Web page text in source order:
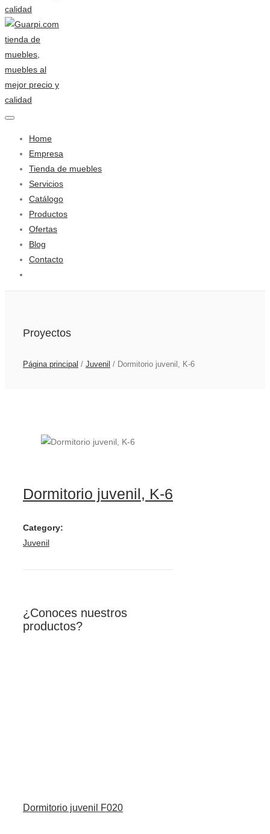
Home
Empresa
Tienda de muebles
Servicios
Catálogo
Productos
Ofertas
Blog
Contacto
Proyectos
Página principal / Juvenil / Dormitorio juvenil, K-6
Dormitorio juvenil, K-6
Category:
Juvenil
¿Conoces nuestros
productos?
Dormitorio juvenil F020